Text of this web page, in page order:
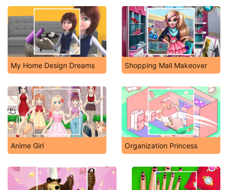
My Home Design Dreams Shopping Mall Makeover
Anime Girl Organization Princess